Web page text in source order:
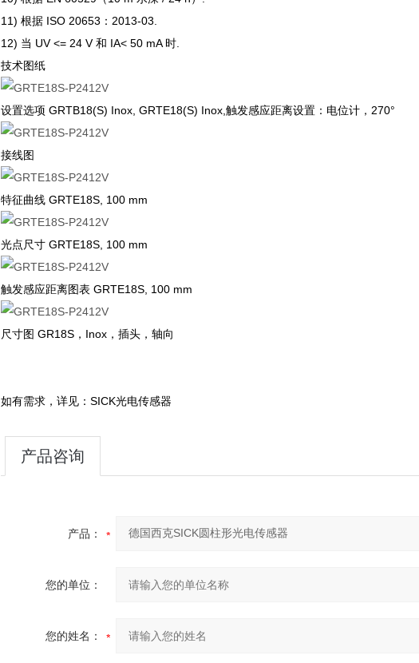
11) 根据 ISO 20653：2013-03.
12) 当 UV <= 24 V 和 IA< 50 mA 时.
技术图纸
设置选项 GRTB18(S) Inox, GRTE18(S) Inox,触发感应距离设置：电位计，270°
接线图
特征曲线 GRTE18S, 100 mm
光点尺寸 GRTE18S, 100 mm
触发感应距离图表 GRTE18S, 100 mm
尺寸图 GR18S，Inox，插头，轴向
如有需求，详见： SICK光电传感器
产品咨询
产品：
您的单位：
您的姓名：